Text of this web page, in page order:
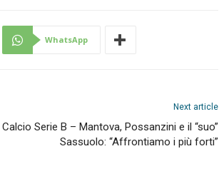
WhatsApp
Next article
Calcio Serie B – Mantova, Possanzini e il “suo”
Sassuolo: “Affrontiamo i più forti”